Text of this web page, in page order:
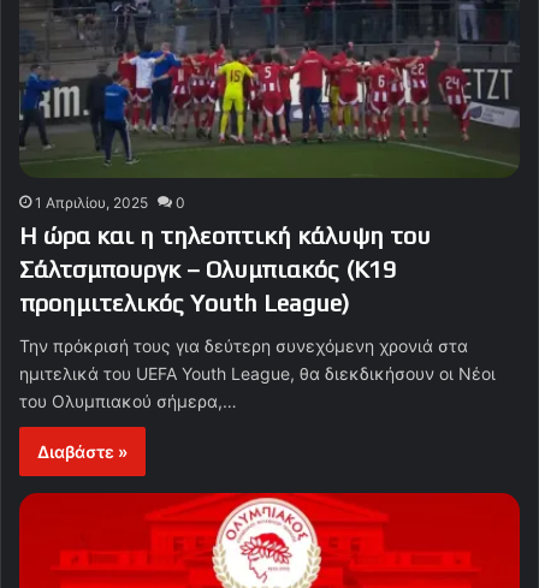
1 Απριλίου, 2025 0
Η ώρα και η τηλεοπτική κάλυψη του
Σάλτσμπουργκ – Ολυμπιακός (Κ19
προημιτελικός Youth League)
Την πρόκρισή τους για δεύτερη συνεχόμενη χρονιά στα
ημιτελικά του UEFA Youth League, θα διεκδικήσουν οι Νέοι
του Ολυμπιακού σήμερα,…
Διαβάστε »